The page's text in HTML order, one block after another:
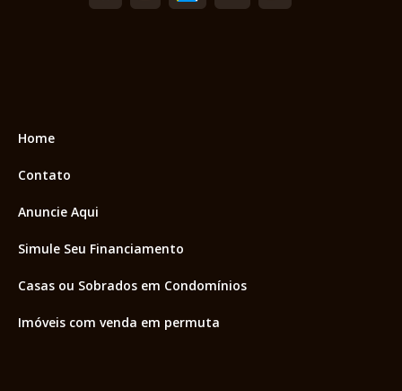
Home
Contato
Anuncie Aqui
Simule Seu Financiamento
Casas ou Sobrados em Condomínios
Imóveis com venda em permuta